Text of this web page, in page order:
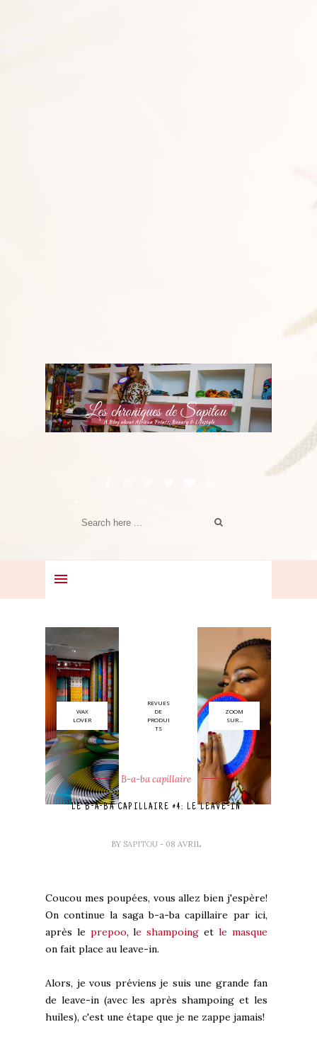
WAX
LOVER
REVUES
DE
PRODUI
TS
ZOOM
SUR...
B-a-ba capillaire
LE B-A-BA CAPILLAIRE #4: LE LEAVE-IN
BY SAPITOU - 08 AVRIL
Coucou mes poupées, vous allez bien j'espère!
On continue la saga b-a-ba capillaire par ici,
après le prepoo, le shampoinget le masque
on fait place au leave-in.
Alors, je vous préviens je suis une grande fan
de leave-in (avec les après shampoing et les
huiles), c'est une étape que je ne zappe jamais!